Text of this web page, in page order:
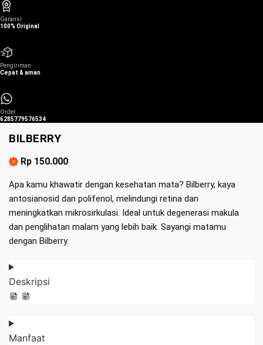
Garansi
100% Original
Pengiriman
Cepat & aman
Order
6285779576534
BILBERRY
Rp 150.000
Apa kamu khawatir dengan kesehatan mata? Bilberry, kaya
antosianosid dan polifenol, melindungi retina dan
meningkatkan mikrosirkulasi. Ideal untuk degenerasi makula
dan penglihatan malam yang lebih baik. Sayangi matamu
dengan Bilberry.
Deskripsi
Manfaat